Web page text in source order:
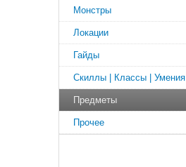
Монстры
Локации
Гайды
Скиллы | Классы | Умения
Предметы
Прочее